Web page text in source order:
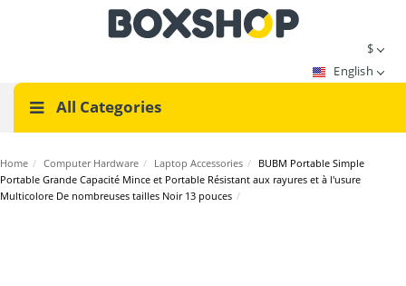
$
English
All Categories
Home / Computer Hardware / Laptop Accessories / BUBM Portable Simple
Portable Grande Capacité Mince et Portable Résistant aux rayures et à l'usure
Multicolore De nombreuses tailles Noir 13 pouces /